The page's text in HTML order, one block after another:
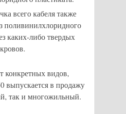
всего кабеля также
поливинилхлоридного
каких-либо твердых
конкретных видов,
выпускается в продажу
так и многожильный.